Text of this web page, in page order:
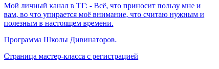
Мой личный канал в ТГ: - Всё, что приносит пользу мне и
вам, во что упирается моё внимание, что считаю нужным и
полезным в настоящем времени.
Программа Школы Дивинаторов.
Страница мастер-класса с регистрацией